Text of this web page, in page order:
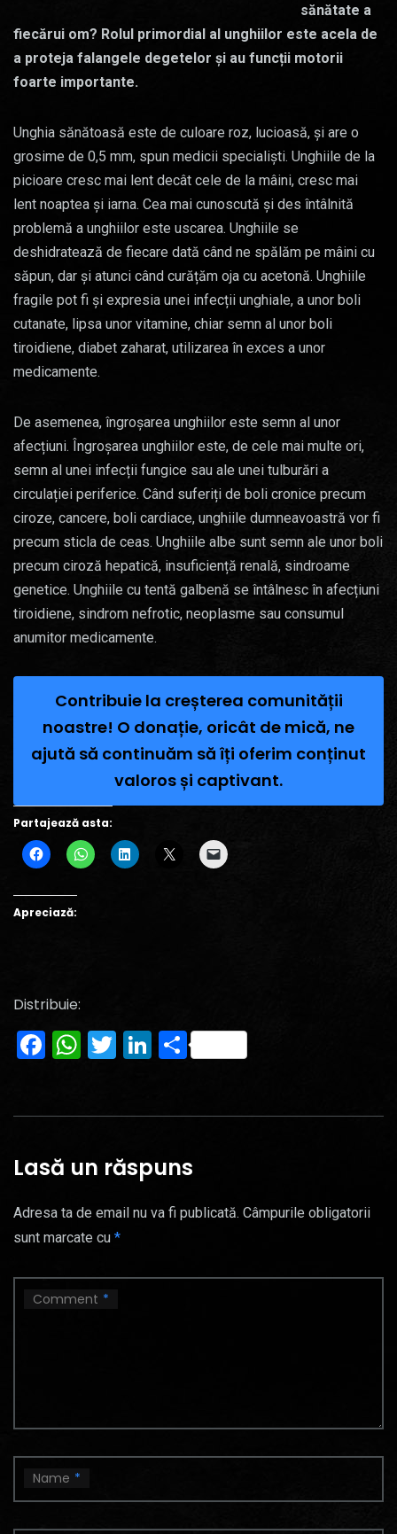
sănătate a
fiecărui om? Rolul primordial al unghiilor este acela de
a proteja falangele degetelor și au funcții motorii
foarte importante.
Unghia sănătoasă este de culoare roz, lucioasă, și are o
grosime de 0,5 mm, spun medicii specialiști. Unghiile de la
picioare cresc mai lent decât cele de la mâini, cresc mai
lent noaptea și iarna. Cea mai cunoscută și des întâlnită
problemă a unghiilor este uscarea. Unghiile se
deshidratează de fiecare dată când ne spălăm pe mâini cu
săpun, dar și atunci când curățăm oja cu acetonă. Unghiile
fragile pot fi și expresia unei infecții unghiale, a unor boli
cutanate, lipsa unor vitamine, chiar semn al unor boli
tiroidiene, diabet zaharat, utilizarea în exces a unor
medicamente.
De asemenea, îngroșarea unghiilor este semn al unor
afecțiuni. Îngroșarea unghiilor este, de cele mai multe ori,
semn al unei infecții fungice sau ale unei tulburări a
circulației periferice. Când suferiți de boli cronice precum
ciroze, cancere, boli cardiace, unghiile dumneavoastră vor fi
precum sticla de ceas. Unghiile albe sunt semn ale unor boli
precum ciroză hepatică, insuficiență renală, sindroame
genetice. Unghiile cu tentă galbenă se întâlnesc în afecțiuni
tiroidiene, sindrom nefrotic, neoplasme sau consumul
anumitor medicamente.
Contribuie la creșterea comunității
noastre! O donație, oricât de mică, ne
ajută să continuăm să îți oferim conținut
valoros și captivant.
Partajează asta:
Apreciază:
Distribuie:
Facebook
WhatsApp
Twitter
LinkedIn
Partajează
Lasă un răspuns
Adresa ta de email nu va fi publicată. Câmpurile obligatorii
sunt marcate cu *
Comment *
Name *